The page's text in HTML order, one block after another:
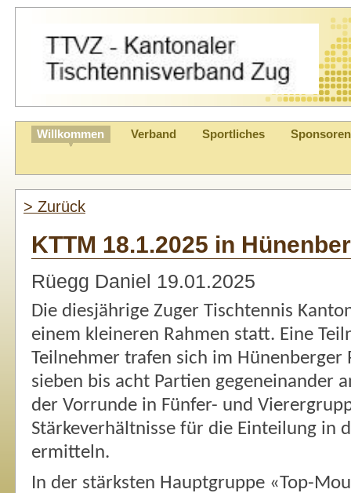
Kantonaler
Willkommen Verband Sportliches
> Zurück
KTTM 18.1.2025 in
Rüegg Daniel 19.01.2025
Die diesjährige Zuger Tischtennis
einem kleineren Rahmen statt. Eine
Teilnehmer trafen sich im Hünenberger
sieben bis acht Partien gegeneinander
der Vorrunde in Fünfer- und
Stärkeverhältnisse für die Einteilung in
ermitteln.
In der stärksten Hauptgruppe «Top-